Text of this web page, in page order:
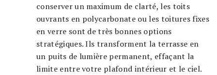
conserver un maximum de clarté, les toits
ouvrants en polycarbonate ou les toitures fixes
en verre sont de très bonnes options
stratégiques. Ils transforment la terrasse en
un puits de lumière permanent, effaçant la
limite entre votre plafond intérieur et le ciel.